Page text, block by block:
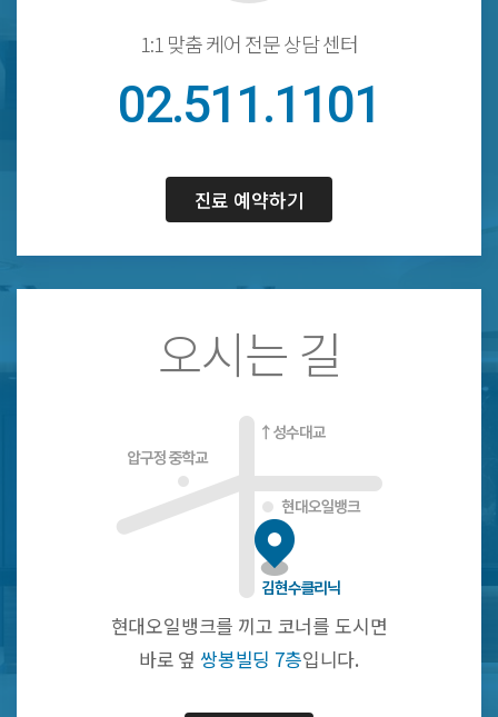
1:1 맞춤 케어 전문 상담 센터
02.511.1101
진료 예약하기
오시는 길
현대오일뱅크를 끼고 코너를 도시면
바로 옆 쌍봉빌딩 7층입니다.